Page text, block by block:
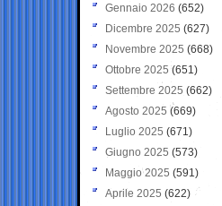
Gennaio 2026 (652)
Dicembre 2025 (627)
Novembre 2025 (668)
Ottobre 2025 (651)
Settembre 2025 (662)
Agosto 2025 (669)
Luglio 2025 (671)
Giugno 2025 (573)
Maggio 2025 (591)
Aprile 2025 (622)